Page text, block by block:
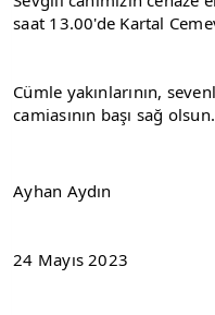
saat 13.00'de Kartal
Cümle yakınlarının,
camiasının başı sağ olsun.
Ayhan Aydın
24 Mayıs 2023